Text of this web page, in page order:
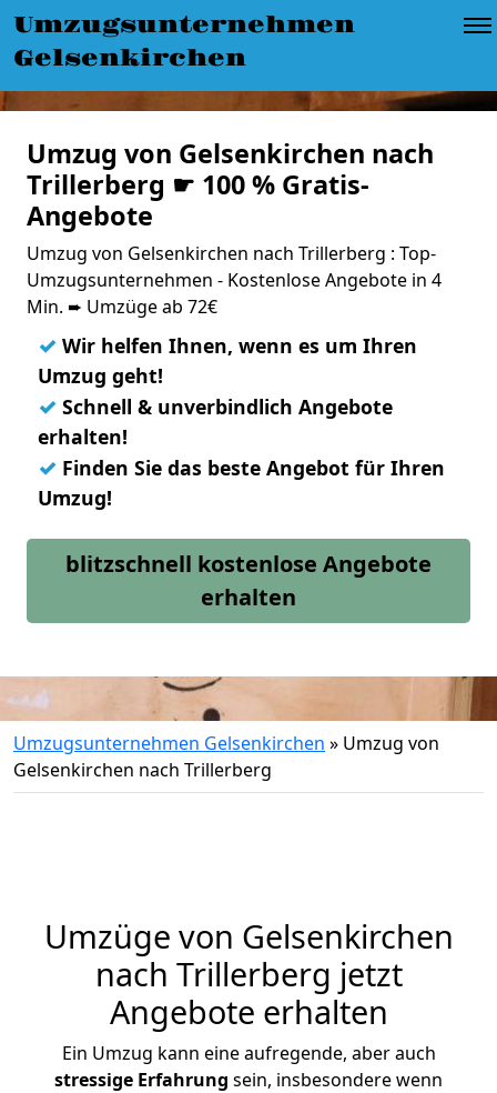
Umzugsunternehmen
Gelsenkirchen
Umzug von Gelsenkirchen nach
Trillerberg ☛ 100 % Gratis-
Angebote
Umzug von Gelsenkirchen nach Trillerberg : Top-
Umzugsunternehmen - Kostenlose Angebote in 4
Min. ➨ Umzüge ab 72€
✓ Wir helfen Ihnen, wenn es um Ihren
Umzug geht!
✓ Schnell & unverbindlich Angebote
erhalten!
✓ Finden Sie das beste Angebot für Ihren
Umzug!
blitzschnell kostenlose Angebote
erhalten
Umzugsunternehmen Gelsenkirchen » Umzug von
Gelsenkirchen nach Trillerberg
Umzüge von Gelsenkirchen
nach Trillerberg jetzt
Angebote erhalten
Ein Umzug kann eine aufregende, aber auch
stressige Erfahrung sein, insbesondere wenn